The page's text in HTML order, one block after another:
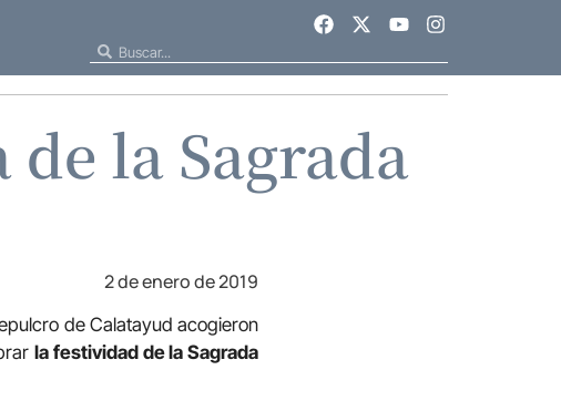
la Sagrada
2 de enero de 2019
de Calatayud acogieron
la festividad de la Sagrada